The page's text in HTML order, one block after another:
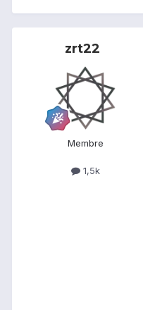
zrt22
Membre
1,5k